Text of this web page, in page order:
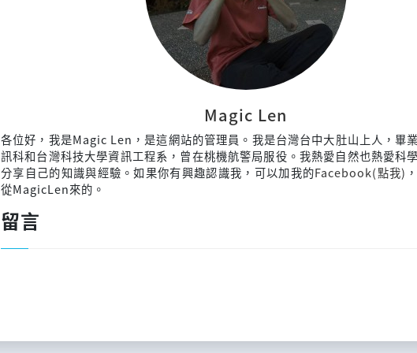
Magic Len
各位好，我是Magic Len，是這網站的管理員。我是台灣台中大肚山上人，畢
訊科和台灣科技大學資訊工程系，曾在桃機航警局服役。我熱愛自然也熱愛科
分享自己的知識與經驗。如果你有興趣認識我，可以加我的Facebook(點我)
從MagicLen來的。
留言